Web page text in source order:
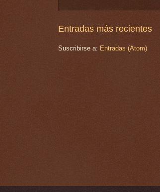
Entradas más recientes
Suscribirse a: Entradas (Atom)